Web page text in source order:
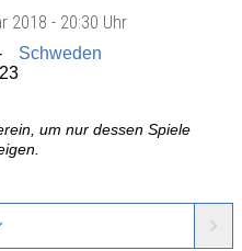
2018 - 20:30 Uhr
Schweden
um nur dessen Spiele